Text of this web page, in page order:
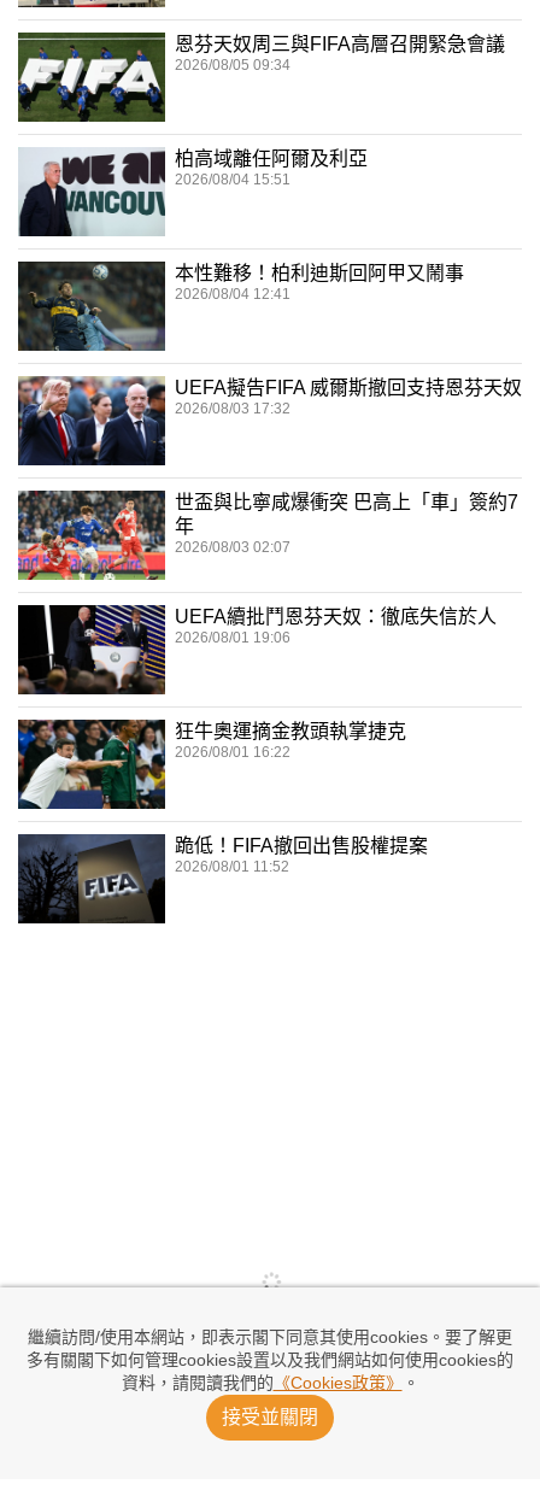
繼續訪問/使用本網站，即表示閣下同意其使用cookies。要了解更
多有關閣下如何管理cookies設置以及我們網站如何使用cookies的
資料，請閱讀我們的 《Cookies政策》 。
接受並關閉
恩芬天奴周三與FIFA高層召開緊急會議
2026/08/05 09:34
柏高域離任阿爾及利亞
2026/08/04 15:51
本性難移！柏利迪斯回阿甲又鬧事
2026/08/04 12:41
UEFA擬告FIFA 威爾斯撤回支持恩芬天奴
2026/08/03 17:32
世盃與比寧咸爆衝突 巴高上「車」簽約7
年
2026/08/03 02:07
UEFA續批鬥恩芬天奴：徹底失信於人
2026/08/01 19:06
狂牛奧運摘金教頭執掌捷克
2026/08/01 16:22
跪低！FIFA撤回出售股權提案
2026/08/01 11:52